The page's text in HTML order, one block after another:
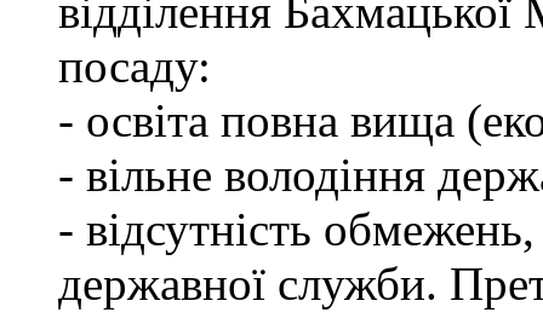
відділення
посаду:
- освіта повна вища
- вільне володіння
- відсутність
державної служби.